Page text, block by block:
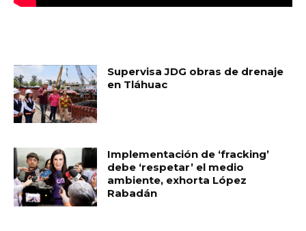
Supervisa JDG obras de drenaje
en Tláhuac
Implementación de ‘fracking’
debe ‘respetar’ el medio
ambiente, exhorta López
Rabadán